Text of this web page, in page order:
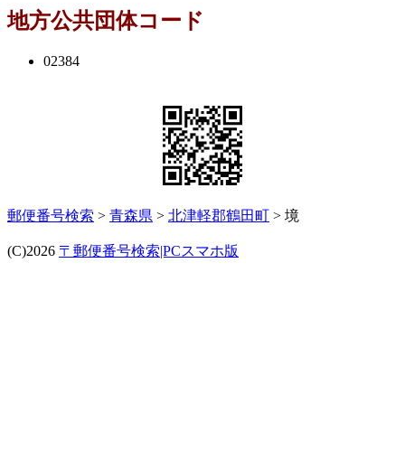
地方公共団体コード
02384
郵便番号検索 > 青森県 > 北津軽郡鶴田町 > 境
(C)2026 〒郵便番号検索|PCスマホ版